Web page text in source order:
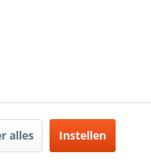
alles Instellen